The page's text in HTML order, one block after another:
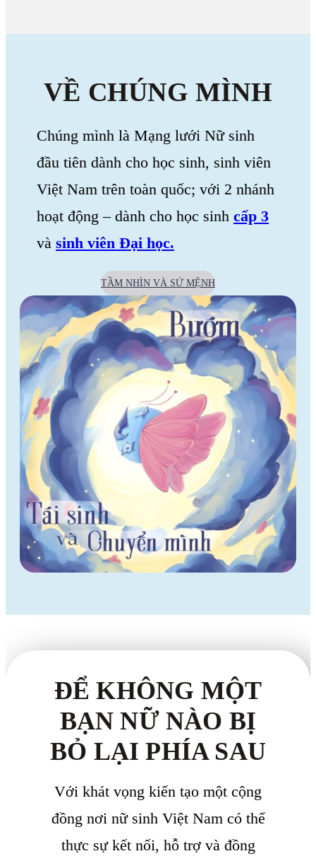
VỀ CHÚNG MÌNH
Chúng mình là Mạng lưới Nữ sinh
đầu tiên dành cho học sinh, sinh viên
Việt Nam trên toàn quốc; với 2 nhánh
hoạt động – dành cho học sinh cấp 3
và sinh viên Đại học.
TẦM NHÌN VÀ SỨ MỆNH
ĐỂ KHÔNG MỘT
BẠN NỮ NÀO BỊ
BỎ LẠI PHÍA SAU
Với khát vọng kiến tạo một cộng
đồng nơi nữ sinh Việt Nam có thể
thực sự kết nối, hỗ trợ và đồng